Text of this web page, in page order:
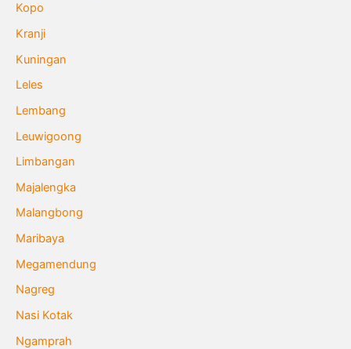
Kopo
Kranji
Kuningan
Leles
Lembang
Leuwigoong
Limbangan
Majalengka
Malangbong
Maribaya
Megamendung
Nagreg
Nasi Kotak
Ngamprah